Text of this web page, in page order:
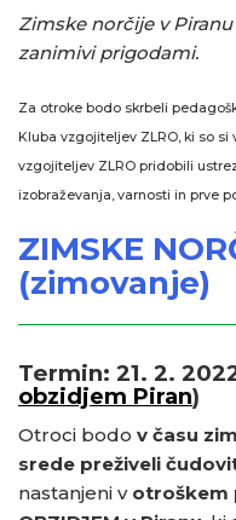
Zimske norčije v
zanimivi prigodami.
Za otroke bodo skrbeli
Kluba vzgojiteljev ZLRO, ki so
vzgojiteljev ZLRO pridobili
izobraževanja, varnosti in prve
ZIMSKE
(zimovanje)
Termin: 21. 2.
obzidjem Piran)
Otroci bodo v času
srede preživeli
nastanjeni v otroškem